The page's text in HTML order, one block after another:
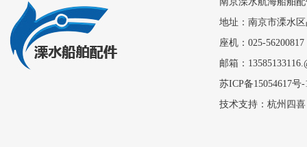
地址：南京市溧水
座机：025-
邮箱：
苏ICP备15054617号-
技术支持： 杭州四喜